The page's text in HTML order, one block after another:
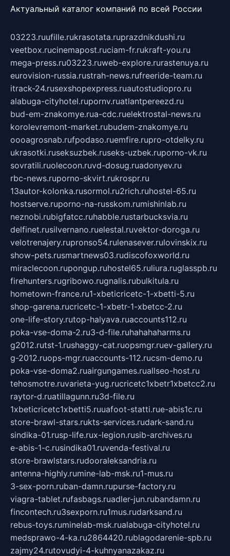
Актуальный каталог компаний по всей России
03223.ruufille.rukrasotata.ruprazdnikdushi.ru
veetbox.rucinemapost.ruciam-fr.rukraft-you.ru
mega-press.ru03223.ruweb-explore.rurastenuya.ru
eurovision-russia.rustrah-news.rufreeride-team.ru
itrack-24.rusexshopexpress.ruautostudiopro.ru
alabuga-cityhotel.rupornv.ruatlantpereezd.ru
bud-em-znakomye.rua-cdc.ruelektrostal-news.ru
korolevremont-market.rubudem-znakomye.ru
oooagrosnab.rufpodaso.ruemfire.rupro-otdelky.ru
ukrasotki.ruseksuzbek.ruseks-uzbek.ruporno-vk.ru
sovratili.ruolecoon.ruvd-dosug.ruadonyev.ru
rbc-news.ruporno-skvirt.rukrospr.ru
13autor-kolonka.rusormol.ru2rich.ruhostel-65.ru
hostserve.ruporno-na-russkom.rumishinlab.ru
neznobi.rubigfatcc.ruhabble.rustarbucksvia.ru
delfinet.rusilvernano.ruelestal.ruvektor-doroga.ru
velotrenajery.rupronso54.rulenasever.rulovinskix.ru
show-pets.rusmartnews03.rudiscofoxworld.ru
miraclecoon.rupongup.ruhostel65.ruliura.ruglasspb.ru
firehunters.rugribowo.rugnalis.rubulkitula.ru
hometown-france.ru1-xbeticricetc-1-xbetti-5.ru
shop-garena.rucricetc-1-xbetr-1-xbetcc-2.ru
one-life-story.rutop-halyava.ruaccounts112.ru
poka-vse-doma-2.ru3-d-file.ruhahahaharms.ru
g2012.rutst-1.rushaggy-cat.ruopsmgr.ruev-gallery.ru
g-2012.ruops-mgr.ruaccounts-112.rucsm-demo.ru
poka-vse-doma2.ruairgungames.ruallseo-host.ru
tehosmotre.ruvarieta-yug.rucricetc1xbetr1xbetcc2.ru
raytor-d.ruatillagunn.ru3d-file.ru
1xbeticricetc1xbetti5.ruuafoot-statti.rue-abis1c.ru
store-brawl-stars.rukts-services.rudark-sand.ru
sindika-01.rusp-life.rux-legion.rusib-archives.ru
e-abis-1-c.rusindika01.ruvenda-festival.ru
store-brawlstars.rudooraleksandria.ru
antenna-highly.rumine-lab-msk.ru1-mus.ru
3-sex-porn.ruban-damn.rupurse-factory.ru
viagra-tablet.rufasbags.ruadler-jun.rubandamn.ru
fincontech.ru3sexporn.ru1mus.rudarksand.ru
rebus-toys.ruminelab-msk.rualabuga-cityhotel.ru
medsprawo-4-ka.ru2864420.rublagodarenie-spb.ru
zajmy24.rutovudyi-4-kuhnyanazakaz.ru